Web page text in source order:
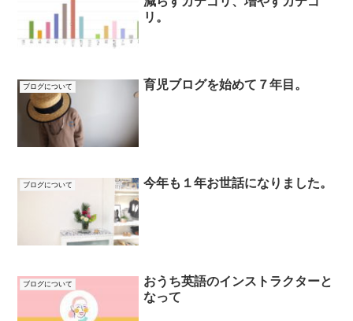
リ。
ブログについて 育児ブログを始めて７年目。
ブログについて 今年も１年お世話になりました。
ブログについて
おうち英語のインストラクターと
なって